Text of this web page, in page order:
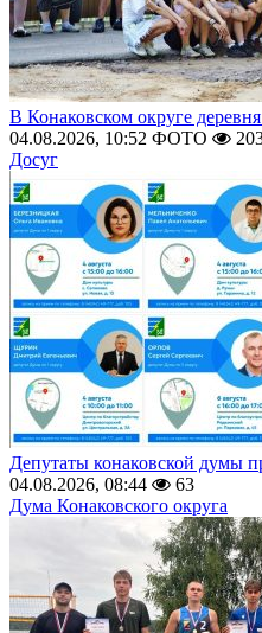
В Конаковском округе
04.08.2026, 10:52 ФОТО
Досуг
Депутаты конаковской думы
04.08.2026, 08:44
63
Дума Конаковского округа